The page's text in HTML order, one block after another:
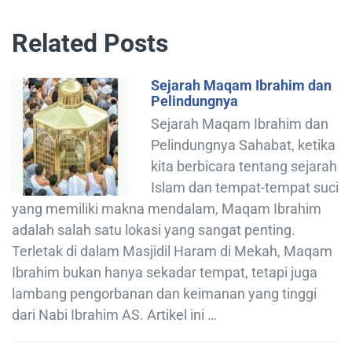
Related Posts
Sejarah Maqam Ibrahim dan
Pelindungnya
Sejarah Maqam Ibrahim dan
Pelindungnya Sahabat, ketika
kita berbicara tentang sejarah
Islam dan tempat-tempat suci
yang memiliki makna mendalam, Maqam Ibrahim
adalah salah satu lokasi yang sangat penting.
Terletak di dalam Masjidil Haram di Mekah, Maqam
Ibrahim bukan hanya sekadar tempat, tetapi juga
lambang pengorbanan dan keimanan yang tinggi
dari Nabi Ibrahim AS. Artikel ini …